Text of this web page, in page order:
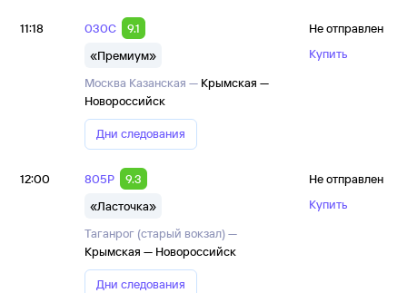
11:18 030С
9.1
«Премиум»
Москва Казанская — Крымская —
Новороссийск
Дни следования
Не отправлен
Купить
12:00 805Р
9.3
«Ласточка»
Таганрог (старый вокзал) —
Крымская — Новороссийск
Дни следования
Не отправлен
Купить